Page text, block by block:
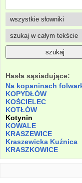
Hasła sąsiadujące:
Na kopaninach
KOPYDŁÓW
KOŚCIELEC
KOTŁÓW
Kotynin
KOWALE
KRASZEWICE
Kraszewicka Kuźnica
KRASZKOWICE